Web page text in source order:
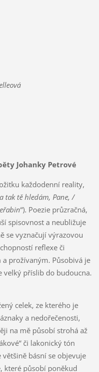
Johanky Petrové
každodenní reality,
tak tě hledám, Pane, /
“). Poezie průzračná,
spisovnost a neubližuje
se vyznačují výrazovou
reflexe či
prožívaným. Působivá je
velký příslib do budoucna.
celek, ze kterého je
a nedořečenosti,
na mě působí strohá až
či lakonický tón
většině básní se objevuje
které působí poněkud